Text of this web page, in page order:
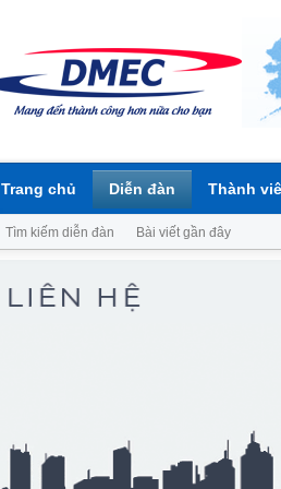
Trang chủ Diễn đàn
Tìm kiếm diễn đàn Bài viết gần đây
Thành